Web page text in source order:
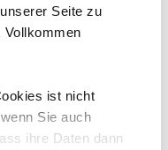
Seite zu
ist nicht
Sie auch
ihre Daten dann
2017 bzw.
zu Unrecht
und
bei